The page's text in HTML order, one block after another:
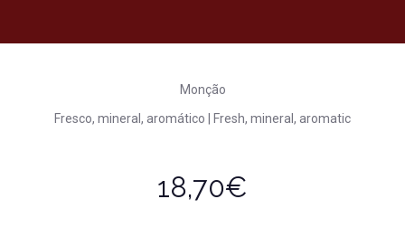
Monção
Fresco, mineral, aromático | Fresh, mineral, aromatic
18,70€